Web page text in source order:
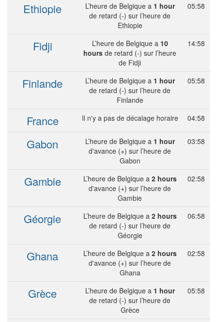
Ethiopie L’heure de Belgique a 1 hour
de retard (-) sur l’heure de
Ethiopie
05:58
Fidji L’heure de Belgique a 10
hours de retard (-) sur l’heure
de Fidji
14:58
Finlande L’heure de Belgique a 1 hour
de retard (-) sur l’heure de
Finlande
05:58
France Il n'y a pas de décalage horaire 04:58
Gabon L’heure de Belgique a 1 hour
d'avance (+) sur l’heure de
Gabon
03:58
Gambie L’heure de Belgique a 2 hours
d'avance (+) sur l’heure de
Gambie
02:58
Géorgie L’heure de Belgique a 2 hours
de retard (-) sur l’heure de
Géorgie
06:58
Ghana L’heure de Belgique a 2 hours
d'avance (+) sur l’heure de
Ghana
02:58
Grèce L’heure de Belgique a 1 hour
de retard (-) sur l’heure de
Grèce
05:58